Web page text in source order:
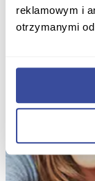
reklamowym i
otrzymanymi